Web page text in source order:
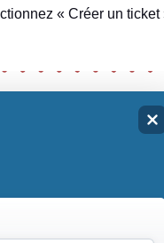
« Créer un ticket